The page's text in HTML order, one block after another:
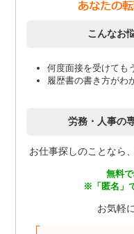
こんなお
何度面接を受けても
履歴書の書き方がわ
労務・人事の
お仕事探しのことなら
無料
※「匿名」
お気軽